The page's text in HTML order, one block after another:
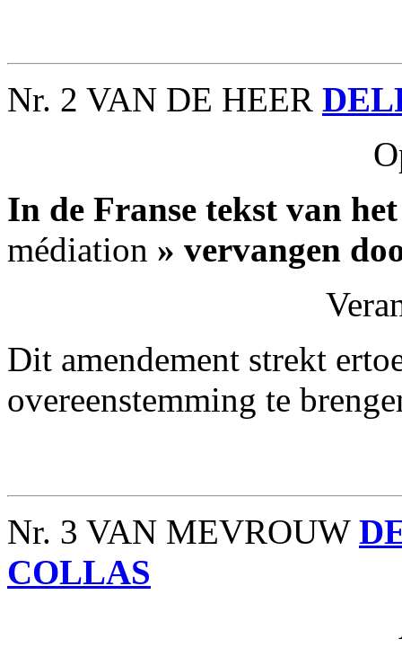
Nr. 2 VAN DE HEER
In de Franse tekst van
médiation » vervangen
Dit amendement strekt
overeenstemming te
Nr. 3 VAN MEVROUW
COLLAS